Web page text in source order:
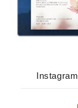
Instagram